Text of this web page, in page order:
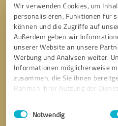
Wir verwenden Cookies, um
personalisieren, Funktionen für
können und die Zugriffe auf
Außerdem geben wir
unserer Website an unsere
Werbung und Analysen weiter.
Informationen möglicherweise
zusammen, die Sie ihnen
Rahmen Ihrer Nutzung der
Impressum
Einwilligungsauswahl
Notwendig